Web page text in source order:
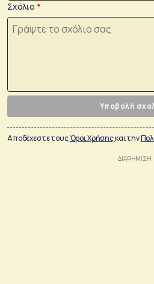
Σχόλιο
Υποβολή
Αποδέχεστε τουςΌροι Χρήσηςκαι την